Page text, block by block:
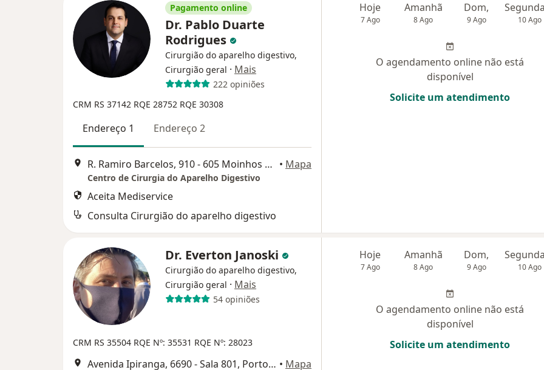
Pagamento online
Dr. Pablo Duarte
Rodrigues
Cirurgião do aparelho digestivo,
Cirurgião geral · Mais
222 opiniões
CRM RS 37142 RQE 28752 RQE 30308
Endereço 1 Endereço 2
R. Ramiro Barcelos, 910 - 605 Moinhos de Vento, Porto Alegre • Mapa
Centro de Cirurgia do Aparelho Digestivo
Aceita Mediservice
Consulta Cirurgião do aparelho digestivo
Hoje
7 Ago
Amanhã
8 Ago
Dom,
9 Ago 10 Ago
O agendamento online não está
disponível
Solicite um atendimento
Dr. Everton Janoski
Cirurgião do aparelho digestivo,
Cirurgião geral · Mais
54 opiniões
CRM RS 35504 RQE Nº: 35531 RQE Nº: 28023
Avenida Ipiranga, 6690 - Sala 801, Porto Alegre • Mapa
Hoje
7 Ago
Amanhã
8 Ago
Dom,
9 Ago 10 Ago
O agendamento online não está
disponível
Solicite um atendimento